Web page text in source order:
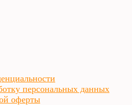
персональных данных
оферты